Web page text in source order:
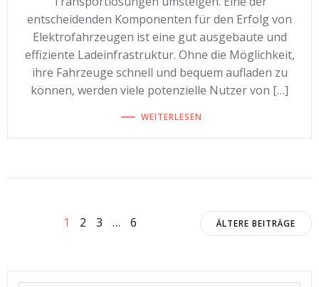
entscheidenden Komponenten für den Erfolg von
Elektrofahrzeugen ist eine gut ausgebaute und
effiziente Ladeinfrastruktur. Ohne die Möglichkeit,
ihre Fahrzeuge schnell und bequem aufladen zu
können, werden viele potenzielle Nutzer von […]
WEITERLESEN
Beitragsnavigation
Beitragsnavigation
Seite
1 Seite
2 Seite
3 … Seite
6 ÄLTERE BEITRÄGE